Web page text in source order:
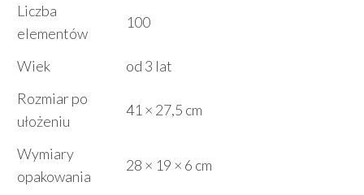
Liczba
elementów
100
Wiek
od 3 lat
Rozmiar po
ułożeniu
41 × 27,5 cm
Wymiary
opakowania
28 × 19 × 6 cm